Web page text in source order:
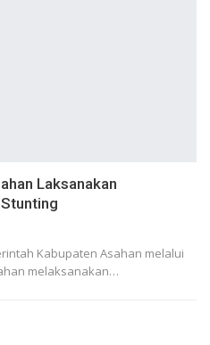
Laksanakan
Kabupaten Asahan melalui
melaksanakan…